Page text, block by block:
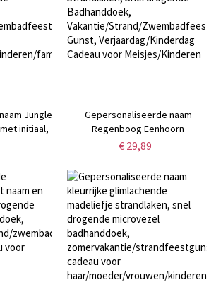
Jungle
initiaal,
familie
Gepersonaliseerde naam
Regenboog Eenhoorn
Strandlaken, Snel drogende
Vakantie/Strand/Zwembadfeest
Gunst, Verjaardag/Kinderdag
Cadeau voor Meisjes/Kinderen
€ 29,89